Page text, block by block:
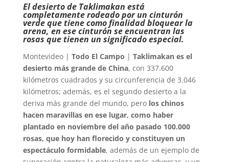
El desierto de Taklimakan está
completamente rodeado por un cinturón
verde que tiene como finalidad bloquear la
arena, en ese cinturón se encuentran las
rosas que tienen un significado especial.
Montevideo | Todo El Campo | Taklimakan es el
desierto más grande de China, con 337.600
kilómetros cuadrados y su circunferencia de 3.046
kilómetros; además, es el segundo desierto a la
deriva más grande del mundo, pero los chinos
hacen maravillas en ese lugar, como haber
plantado en noviembre del año pasado 100.000
rosas, que hoy han florecido y constituyen un
espectáculo formidable, además de un ejemplo de